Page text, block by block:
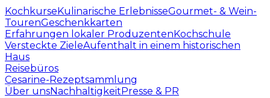
KochkurseKulinarische ErlebnisseGourmet- & Wein-
TourenGeschenkkarten
Erfahrungen lokaler ProduzentenKochschule
Versteckte ZieleAufenthalt in einem historischen
Haus
Reisebüros
Cesarine-Rezeptsammlung
Über unsNachhaltigkeitPresse & PR